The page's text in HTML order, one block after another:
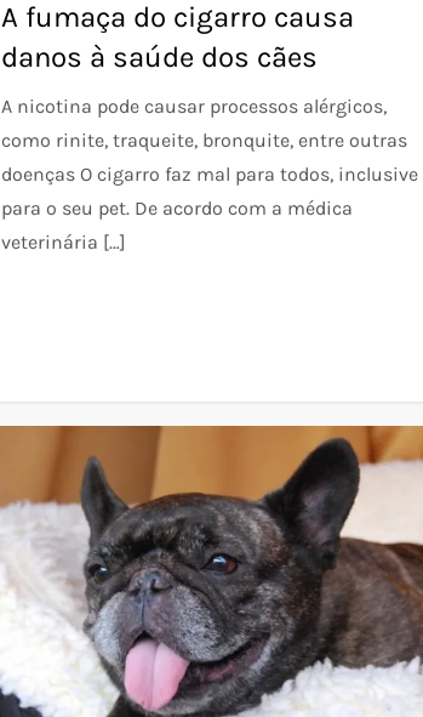
A fumaça do cigarro causa
danos à saúde dos cães
A nicotina pode causar processos alérgicos,
como rinite, traqueite, bronquite, entre outras
doenças O cigarro faz mal para todos, inclusive
para o seu pet. De acordo com a médica
veterinária […]